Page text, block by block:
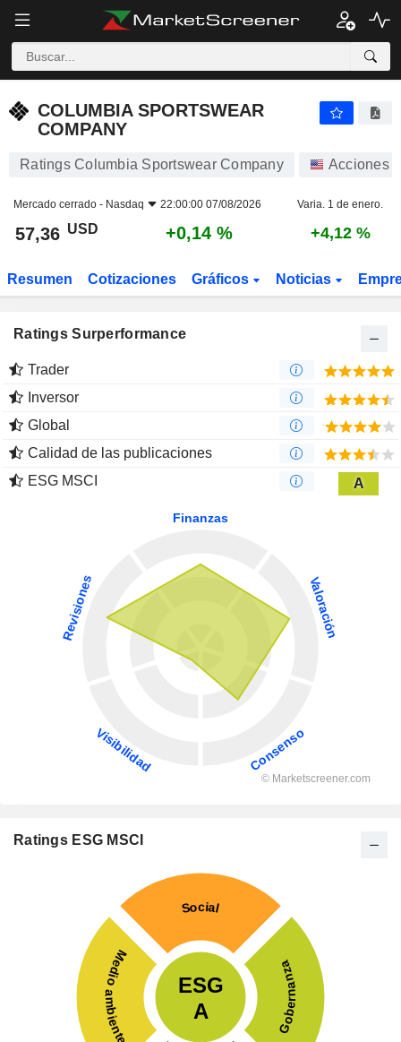
COLUMBIA SPORTSWEAR
COMPANY
Ratings Columbia Sportswear Company Acciones
Mercado cerrado - Nasdaq 22:00:00 07/08/2026 Varia. 1 de enero.
57,36 USD +0,14 % +4,12 %
Resumen Cotizaciones Gráficos Noticias
Ratings Surperformance
Trader
Inversor
Global
Calidad de las publicaciones
ESG MSCI
A
Ratings ESG MSCI